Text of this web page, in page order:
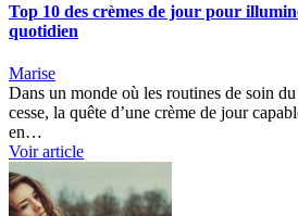
Top 10 des crèmes de jour pour
quotidien
Marise
Dans un monde où les routines de soin
cesse, la quête d’une crème de jour
en…
Voir article